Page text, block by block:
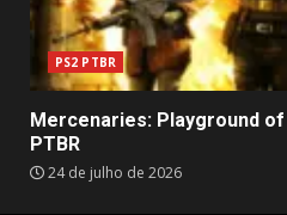
PS2 PTBR
Mercenaries: Playground
PTBR
24 de julho de 2026